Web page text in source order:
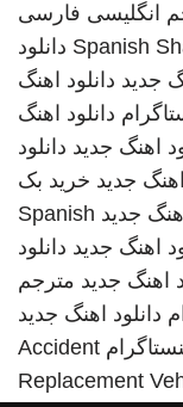
انگلیسی فارسی
Spanish دانلود
جدید دانلود اهنگ
دانلود اهنگ
اهنگ جدید دانلود
اهنگ جدید خرید بک
جدید Spanish
اهنگ جدید دانلود
اهنگ جدید مترجم
دانلود اهنگ جدید
Accident
Replacement